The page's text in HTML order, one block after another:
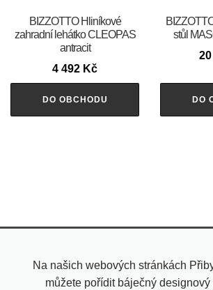
BIZZOTTO Hliníkové
zahradní lehátko CLEOPAS
antracit
4 492 Kč
DO OBCHODU
stůl
DO
Na našich webových stránkách
můžete pořídit báječný designový